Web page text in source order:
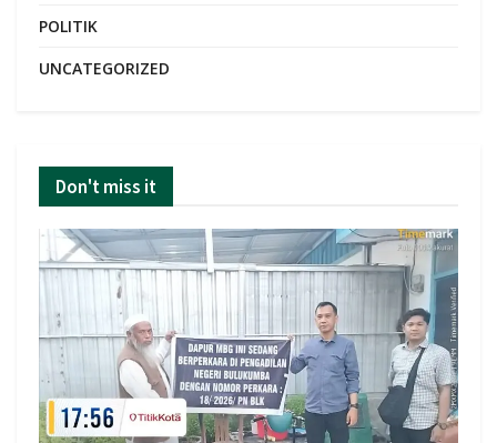
POLITIK
UNCATEGORIZED
Don't miss it